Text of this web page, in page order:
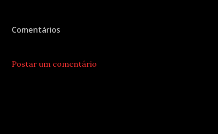
Comentários
Postar um comentário